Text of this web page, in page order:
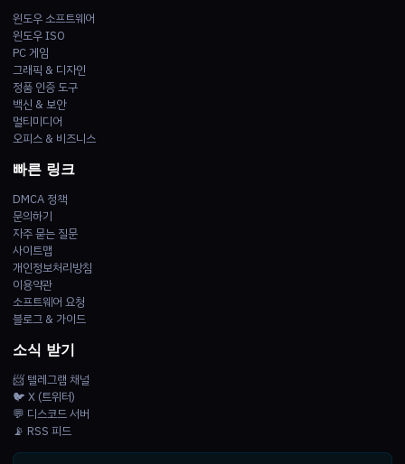
윈도우 소프트웨어
윈도우 ISO
PC 게임
그래픽 & 디자인
정품 인증 도구
백신 & 보안
멀티미디어
오피스 & 비즈니스
빠른 링크
DMCA 정책
문의하기
자주 묻는 질문
사이트맵
개인정보처리방침
이용약관
소프트웨어 요청
블로그 & 가이드
소식 받기
📨 텔레그램 채널
🐦 X (트위터)
💬 디스코드 서버
📡 RSS 피드